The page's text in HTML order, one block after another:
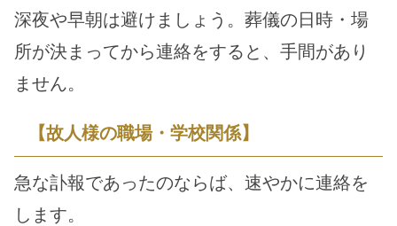
深夜や早朝は避けましょう。葬儀の日時・場
所が決まってから連絡をすると、手間があり
ません。
【故人様の職場・学校関係】
急な訃報であったのならば、速やかに連絡を
します。